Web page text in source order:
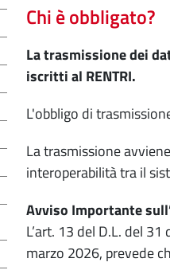
Chi è obbligato?
La trasmissione dei
iscritti al RENTRI.
L'obbligo di
La trasmissione
interoperabilità tra il
Avviso Importante
L’art. 13 del D.L. del
marzo 2026, prevede